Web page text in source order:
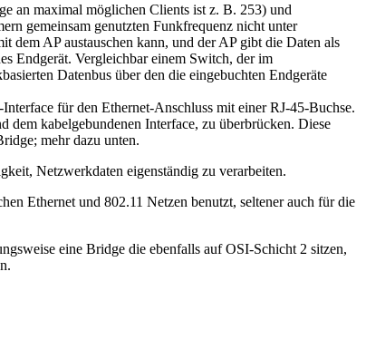
an maximal möglichen Clients ist z. B. 253) und
gemeinsam genutzten Funkfrequenz nicht unter
AP austauschen kann, und der AP gibt die Daten als
Endgerät. Vergleichbar einem Switch, der im
Datenbus über den die eingebuchten Endgeräte
für den Ethernet-Anschluss mit einer RJ-45-Buchse.
dem kabelgebundenen Interface, zu überbrücken. Diese
mehr dazu unten.
Netzwerkdaten eigenständig zu verarbeiten.
Ethernet und 802.11 Netzen benutzt, seltener auch für die
eine Bridge die ebenfalls auf OSI-Schicht 2 sitzen,